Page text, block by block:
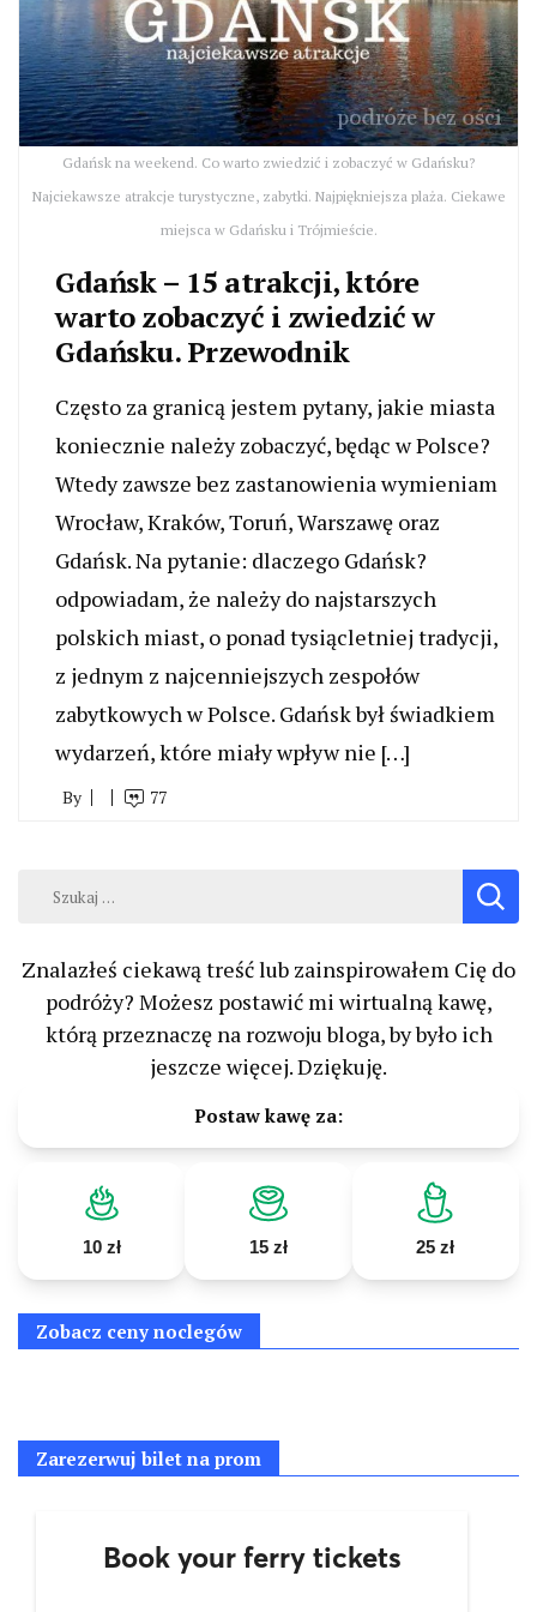
Gdańsk na weekend. Co warto zwiedzić i zobaczyć w Gdańsku?
Najciekawsze atrakcje turystyczne, zabytki. Najpiękniejsza plaża. Ciekawe
miejsca w Gdańsku i Trójmieście.
Gdańsk – 15 atrakcji, które
warto zobaczyć i zwiedzić w
Gdańsku. Przewodnik
Często za granicą jestem pytany, jakie miasta
koniecznie należy zobaczyć, będąc w Polsce?
Wtedy zawsze bez zastanowienia wymieniam
Wrocław, Kraków, Toruń, Warszawę oraz
Gdańsk. Na pytanie: dlaczego Gdańsk?
odpowiadam, że należy do najstarszych
polskich miast, o ponad tysiącletniej tradycji,
z jednym z najcenniejszych zespołów
zabytkowych w Polsce. Gdańsk był świadkiem
wydarzeń, które miały wpływ nie […]
By 77
Szukaj:
Znalazłeś ciekawą treść lub zainspirowałem Cię do
podróży? Możesz postawić mi wirtualną kawę,
którą przeznaczę na rozwoju bloga, by było ich
jeszcze więcej. Dziękuję.
Postaw kawę za:
10 zł 15 zł 25 zł
Zobacz ceny noclegów
Zarezerwuj bilet na prom